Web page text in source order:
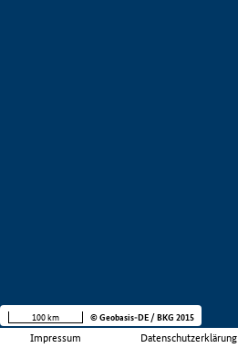
Impressum Datenschutzerklärung
100 km © Geobasis-DE / BKG 2015